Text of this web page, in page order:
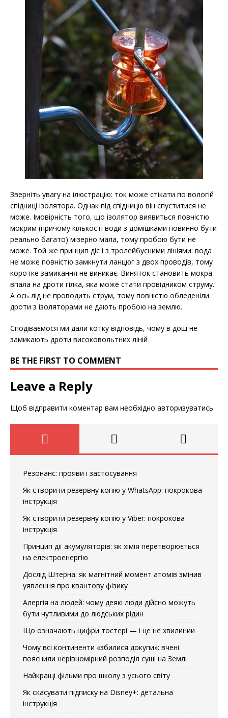
Зверніть увагу на ілюстрацію: ток може стікати по вологій
спідниці ізолятора. Однак під спідницю він спуститися не
може. Імовірність того, що ізолятор виявиться повністю
мокрим (причому кількості води з домішками повинно бути
реально багато) мізерно мала, тому пробою бути не
може. Той же принцип діє і з тролейбусними лініями: вода
не може повністю замкнути ланцюг з двох проводів, тому
коротке замикання не виникає. Виняток становить мокра
впала на дроти гілка, яка може стати провідником струму.
А ось лід не проводить струм, тому повністю обледеніли
дроти з ізоляторами не дають пробою на землю.
Сподіваємося ми дали котку відповідь, чому в дощ не
замикають дроти високовольтних ліній
BE THE FIRST TO COMMENT
Leave a Reply
Щоб відправити коментар вам необхідно авторизуватись.
Резонанс: прояви і застосування
Як створити резервну копію у WhatsApp: покрокова
інструкція
Як створити резервну копію у Viber: покрокова
інструкція
Принцип дії акумуляторів: як хімія перетворюється
на електроенергію
Дослід Штерна: як магнітний момент атомів змінив
уявлення про квантову фізику
Алергія на людей: чому деякі люди дійсно можуть
бути чутливими до людських рідин
Що означають цифри тостері — і це не хвилинии
Чому всі континенти «збилися докупи»: вчені
пояснили нерівномірний розподіл суші на Землі
Найкращі фільми про школу з усього світу
Як скасувати підписку на Disney+: детальна
інструкція